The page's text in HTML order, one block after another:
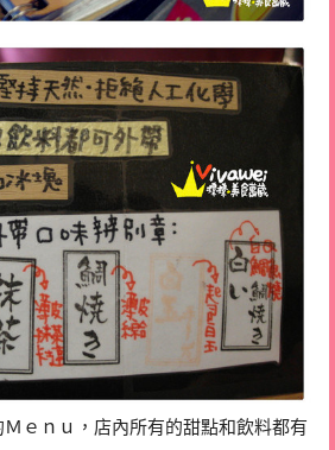
ｅｎｕ，店內所有的甜點和飲料都有